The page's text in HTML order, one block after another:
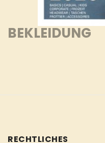
BEKLEIDUNG
RECHTLICHES